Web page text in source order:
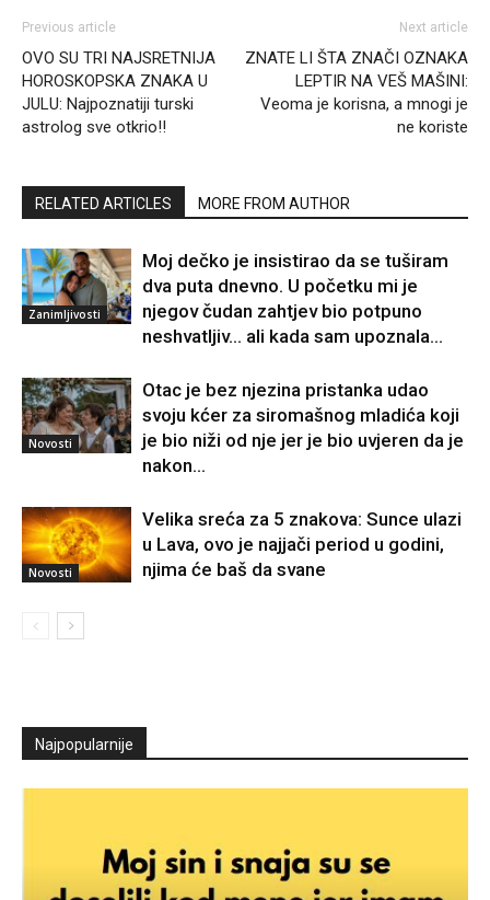
Previous article
OVO SU TRI NAJSRETNIJA
HOROSKOPSKA ZNAKA U
JULU: Najpoznatiji turski
astrolog sve otkrio!!
Next article
ZNATE LI ŠTA ZNAČI OZNAKA
LEPTIR NA VEŠ MAŠINI:
Veoma je korisna, a mnogi je
ne koriste
RELATED ARTICLES MORE FROM AUTHOR
Zanimljivosti
Moj dečko je insistirao da se tuširam
dva puta dnevno. U početku mi je
njegov čudan zahtjev bio potpuno
neshvatljiv… ali kada sam upoznala...
Novosti
Otac je bez njezina pristanka udao
svoju kćer za siromašnog mladića koji
je bio niži od nje jer je bio uvjeren da je
nakon...
Novosti
Velika sreća za 5 znakova: Sunce ulazi
u Lava, ovo je najjači period u godini,
njima će baš da svane
Najpopularnije